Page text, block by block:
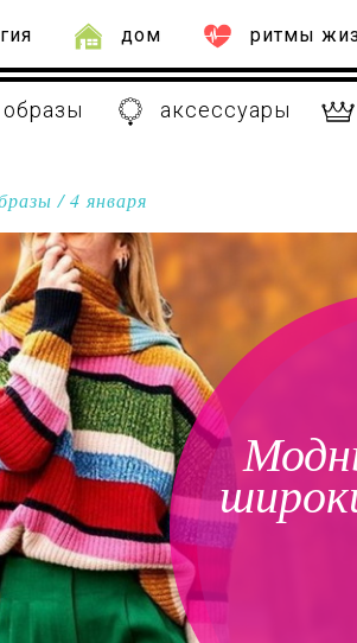
дом ритмы
образы аксессуары
/ 4 января